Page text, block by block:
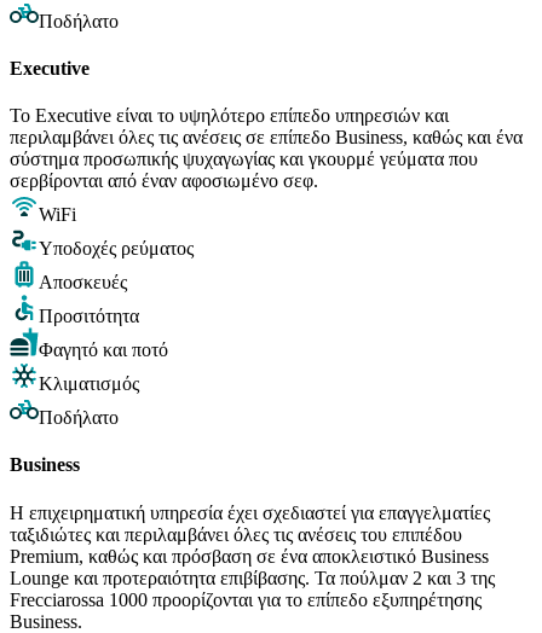
Ποδήλατο
Executive
Το Executive είναι το υψηλότερο επίπεδο υπηρεσιών και
περιλαμβάνει όλες τις ανέσεις σε επίπεδο Business, καθώς και ένα
σύστημα προσωπικής ψυχαγωγίας και γκουρμέ γεύματα που
σερβίρονται από έναν αφοσιωμένο σεφ.
WiFi
Υποδοχές ρεύματος
Αποσκευές
Προσιτότητα
Φαγητό και ποτό
Κλιματισμός
Ποδήλατο
Business
Η επιχειρηματική υπηρεσία έχει σχεδιαστεί για επαγγελματίες
ταξιδιώτες και περιλαμβάνει όλες τις ανέσεις του επιπέδου
Premium, καθώς και πρόσβαση σε ένα αποκλειστικό Business
Lounge και προτεραιότητα επιβίβασης. Τα πούλμαν 2 και 3 της
Frecciarossa 1000 προορίζονται για το επίπεδο εξυπηρέτησης
Business.